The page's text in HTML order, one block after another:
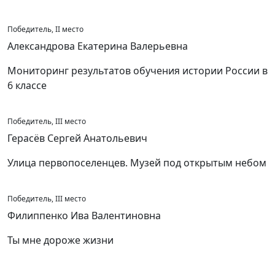
Победитель, II место
Александрова Екатерина Валерьевна
Мониторинг результатов обучения истории России в
6 классе
Победитель, III место
Герасёв Сергей Анатольевич
Улица первопоселенцев. Музей под открытым небом
Победитель, III место
Филиппенко Ива Валентиновна
Ты мне дороже жизни